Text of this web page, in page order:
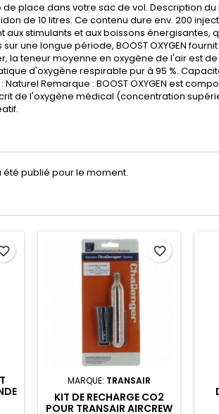
place dans votre sac de vol. Description du
de 10 litres. Ce contenu dure env. 200
aux stimulants et aux boissons énergisantes,
une longue période, BOOST OXYGEN
teneur moyenne en oxygène de l'air est de
d'oxygène respirable pur à 95 %.
Remarque : BOOST OXYGEN est
de l'oxygène médical (concentration
été publié pour le moment.
MARQUE: TRANSAIR
KIT DE RECHARGE CO2
POUR TRANSAIR AIRCREW
favorite_border